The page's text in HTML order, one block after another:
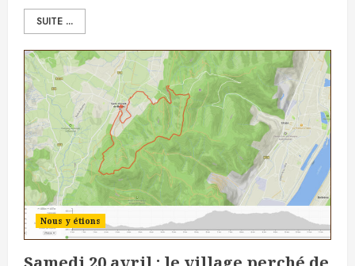
SUITE ...
Nous y étions